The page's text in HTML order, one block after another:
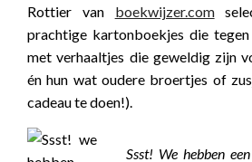
Rottier van boekwijzer.com
prachtige kartonboekjes die
met verhaaltjes die geweldig zijn
én hun wat oudere broertjes of
cadeau te doen!).
Ssst! We hebben